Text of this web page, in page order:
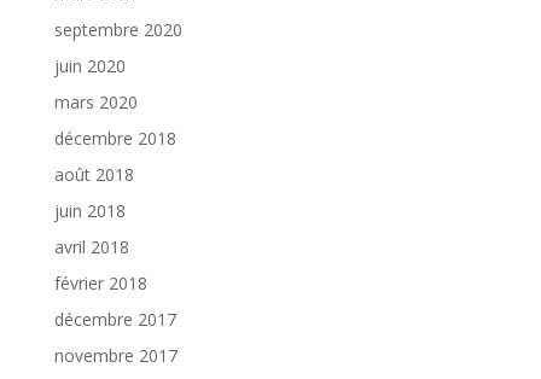
septembre 2020
juin 2020
mars 2020
décembre 2018
août 2018
juin 2018
avril 2018
février 2018
décembre 2017
novembre 2017